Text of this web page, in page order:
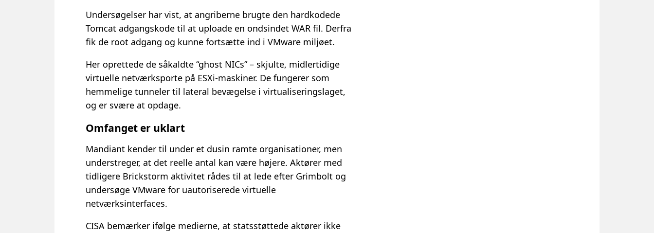
Undersøgelser har vist, at angriberne brugte den hardkodede
Tomcat adgangskode til at uploade en ondsindet WAR fil. Derfra
fik de root adgang og kunne fortsætte ind i VMware miljøet.
Her oprettede de såkaldte “ghost NICs” – skjulte, midlertidige
virtuelle netværksporte på ESXi-maskiner. De fungerer som
hemmelige tunneler til lateral bevægelse i virtualiseringslaget,
og er svære at opdage.
Omfanget er uklart
Mandiant kender til under et dusin ramte organisationer, men
understreger, at det reelle antal kan være højere. Aktører med
tidligere Brickstorm aktivitet rådes til at lede efter Grimbolt og
undersøge VMware for uautoriserede virtuelle
netværksinterfaces.
CISA bemærker ifølge medierne, at statsstøttede aktører ikke